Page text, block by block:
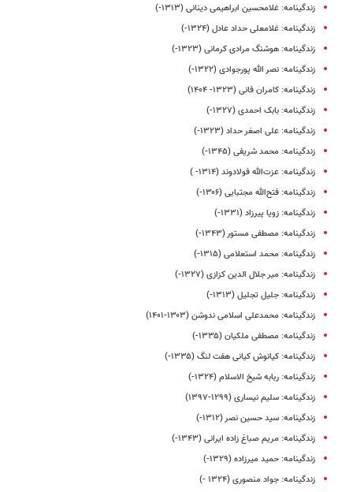
زندگینامه: غلامحسین ابراهیمی دینانی (۱۳۱۳-)
زندگینامه: غلامعلی حداد عادل (۱۳۲۴-)
زندگینامه: هوشنگ مرادی کرمانی (۱۳۲۳-)
زندگینامه: نصر الله پورجوادی (۱۳۲۲-)
زندگینامه: کامران فانی (۱۳۲۳- ۱۴۰۴)
زندگینامه: بابک احمدی (۱۳۲۷-)
زندگینامه: علی‌ اصغر حداد (۱۳۲۳-)
زندگینامه: محمد شریفی (۱۳۴۵-)
زندگینامه: عزت‌الله فولادوند (۱۳۱۴- )
زندگینامه: فتح‌الله مجتبایی (۱۳۰۶-)
زندگینامه: زویا پیرزاد (۱۳۳۱-)
زندگینامه: مصطفی مستور (۱۳۴۳-)
زندگینامه‌: محمد استعلامی (۱۳۱۵-)
زندگینامه: میر جلال الدین کزازی (۱۳۲۷-)
زندگینامه: جلیل تجلیل (۱۳۱۳-)
زندگینامه: محمدعلی اسلامی ندوشن (۱۳۰۳-۱۴۰۱)
زندگینامه: مصطفی ملکیان (۱۳۳۵-)
زندگینامه: کیانوش کیانی هفت لنگ (۱۳۳۵-)
زندگینامه: ربابه شیخ الاسلام (۱۳۲۴-)
زندگینامه: سلیم نیساری (۱۲۹۹-۱۳۹۷)
زندگینامه: سید حسین نصر (۱۳۱۲-)
زندگینامه: مریم صباغ‌ زاده ایرانی (۱۳۴۳-)
زندگینامه: حمید میرزاده (۱۳۲۹-)
زندگینامه: جواد منصوری (۱۳۲۴ -)